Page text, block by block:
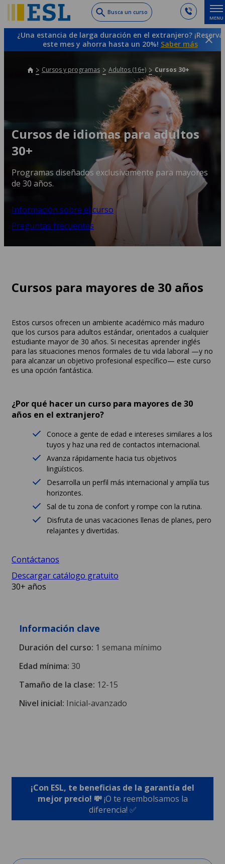
to
main
content
Busca un curso
MENU
¿Una estancia de larga duración en el extranjero? ¡Reserva
este mes y ahorra hasta un 20%! Saber más
Cursos y programas Adultos (16+) Cursos 30+
Cursos de idiomas para adultos
30+
Programas diseñados exclusivamente para mayores
de 30 años.
Información sobre el curso
Preguntas frecuentes
Cursos para mayores de 30 años
Estos cursos ofrecen un ambiente académico más maduro
que los cursos para adultos estándar, orientados a cualquier
estudiante mayor de 30 años. Si necesitas aprender inglés
para las situaciones menos formales de tu vida laboral —y no
para alcanzar un objetivo profesional específico— este curso
es una opción fantástica.
Información clave
Duración del curso: 1 semana mínimo
Edad mínima: 30
Tamaño de la clase: 12-15
Nivel inicial: Inicial-avanzado
¿Por qué hacer un curso para mayores de 30
años en el extranjero?
Conoce a gente de edad e intereses similares a los
tuyos y haz una red de contactos internacional.
Avanza rápidamente hacia tus objetivos
lingüísticos.
Desarrolla un perfil más internacional y amplía tus
horizontes.
Sal de tu zona de confort y rompe con la rutina.
Disfruta de unas vacaciones llenas de planes, pero
relajantes y divertidas.
Contáctanos
Descargar catálogo gratuito
30+ años
¡Con ESL, te beneficias de la garantía del
mejor precio! 💸¡O te reembolsamos la
diferencia! ✅